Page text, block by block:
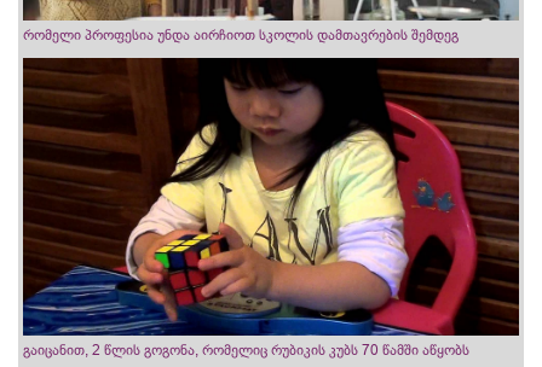
რომელი პროფესია უნდა აირჩიოთ სკოლის დამთავრების შემდეგ
გაიცანით, 2 წლის გოგონა, რომელიც რუბიკის კუბს 70 წამში აწყობს